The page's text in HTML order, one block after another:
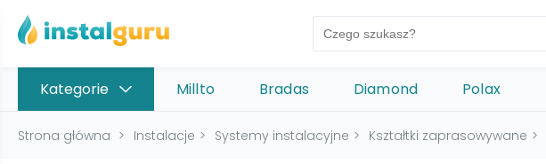
Kategorie Millto Bradas Diamond Polax
Strona główna > Instalacje > Systemy instalacyjne > Kształtki zaprasowywane >